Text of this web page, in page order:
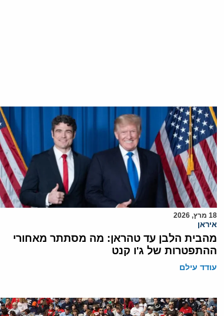
18 מרץ, 2026
איראן
מהבית הלבן עד טהראן: מה מסתתר מאחורי
ההתפטרות של ג'ו קנט
עודד עילם